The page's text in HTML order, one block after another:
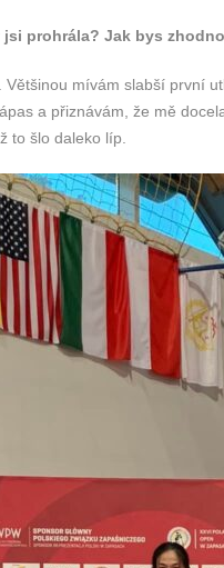
prohrála? Jak bys
mívám slabší první
a přiznávám, že mě
to šlo daleko líp.